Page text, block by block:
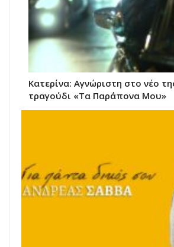
Κατερίνα: Αγνώριστη στο νέο
τραγούδι «Τα Παράπονα Μου»